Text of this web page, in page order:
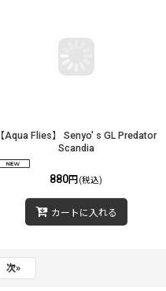
【Aqua Flies】 Senyo' s GL Predator
Scandia
880円 (税込)
カートに入れる
次»